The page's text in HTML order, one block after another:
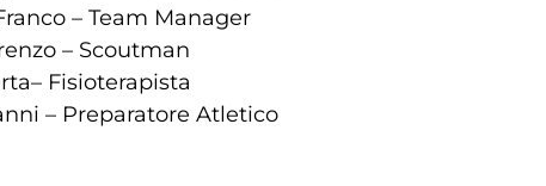
– Team Manager
– Scoutman
Fisioterapista
– Preparatore Atletico